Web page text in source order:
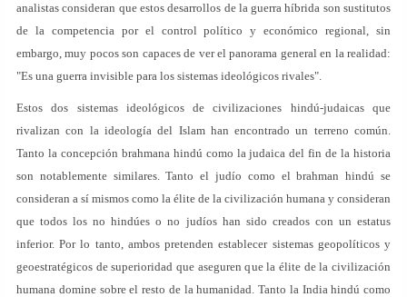
analistas consideran que estos desarrollos de la guerra híbrida son sustitutos
de la competencia por el control político y económico regional, sin
embargo, muy pocos son capaces de ver el panorama general en la realidad:
"Es una guerra invisible para los sistemas ideológicos rivales".
Estos dos sistemas ideológicos de civilizaciones hindú-judaicas que
rivalizan con la ideología del Islam han encontrado un terreno común.
Tanto la concepción brahmana hindú como la judaica del fin de la historia
son notablemente similares. Tanto el judío como el brahman hindú se
consideran a sí mismos como la élite de la civilización humana y consideran
que todos los no hindúes o no judíos han sido creados con un estatus
inferior. Por lo tanto, ambos pretenden establecer sistemas geopolíticos y
geoestratégicos de superioridad que aseguren que la élite de la civilización
humana domine sobre el resto de la humanidad. Tanto la India hindú como